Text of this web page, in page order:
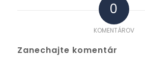
0
KOMENTÁROV
Zanechajte komentár